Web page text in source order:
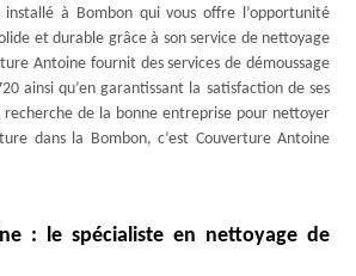
à Bombon qui vous offre l’opportunité
et durable grâce à son service de nettoyage
Antoine fournit des services de démoussage
ainsi qu’en garantissant la satisfaction de ses
recherche de la bonne entreprise pour nettoyer
dans la Bombon, c’est Couverture Antoine
: le spécialiste en nettoyage de